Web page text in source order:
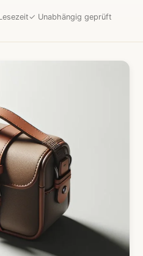
✓ Unabhängig geprüft